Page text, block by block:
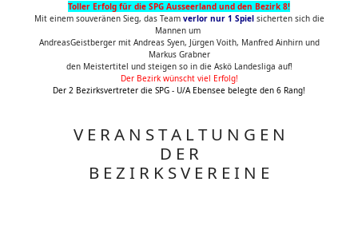
Toller Erfolg für die SPG Ausseerland und den Bezirk 8!
Mit einem souveränen Sieg, das Team verlor nur 1 Spiel sicherten sich die
Mannen um
AndreasGeistberger mit Andreas Syen, Jürgen Voith, Manfred Ainhirn und
Markus Grabner
den Meistertitel und steigen so in die Askö Landesliga auf!
Der Bezirk wünscht viel Erfolg!
Der 2 Bezirksvertreter die SPG - U/A Ebensee belegte den 6 Rang!
V E R A N S T A L T U N G E N
D E R
B E Z I R K S V E R E I N E